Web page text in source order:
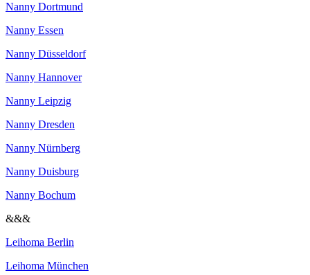
Nanny Dortmund
Nanny Essen
Nanny Düsseldorf
Nanny Hannover
Nanny Leipzig
Nanny Dresden
Nanny Nürnberg
Nanny Duisburg
Nanny Bochum
&&&
Leihoma Berlin
Leihoma München